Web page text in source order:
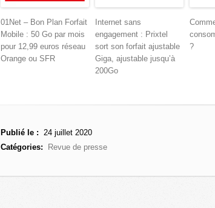
01Net – Bon Plan Forfait
Mobile : 50 Go par mois
pour 12,99 euros réseau
Orange ou SFR
Internet sans
engagement : Prixtel
sort son forfait ajustable
Giga, ajustable jusqu’à
200Go
?
Publié le :
24 juillet 2020
Catégories:
Revue de presse